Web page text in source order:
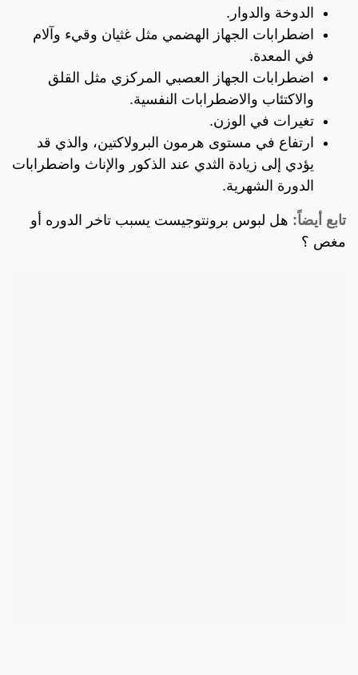
الدوخة والدوار.
اضطرابات الجهاز الهضمي مثل غثيان وقيء وآلام
في المعدة.
اضطرابات الجهاز العصبي المركزي مثل القلق
والاكتئاب والاضطرابات النفسية.
تغيرات في الوزن.
ارتفاع في مستوى هرمون البرولاكتين، والذي قد
يؤدي إلى زيادة الثدي عند الذكور والإناث واضطرابات
الدورة الشهرية.
تابع أيضاً: هل لبوس برونتوجيست يسبب تاخر الدوره أو
مغص ؟